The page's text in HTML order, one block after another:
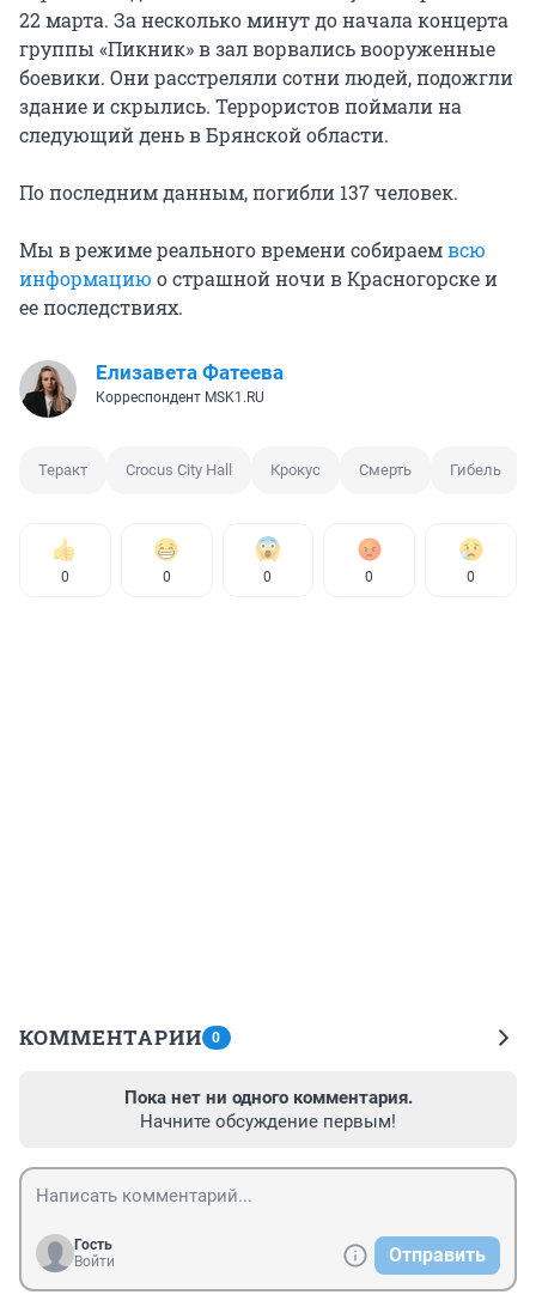
22 марта. За несколько минут до начала концерта
группы «Пикник» в зал ворвались вооруженные
боевики. Они расстреляли сотни людей, подожгли
здание и скрылись. Террористов поймали на
следующий день в Брянской области.
По последним данным, погибли 137 человек.
Мы в режиме реального времени собираемвсю
информацию о страшной ночи в Красногорске и
ее последствиях.
Елизавета Фатеева
Корреспондент MSK1.RU
Теракт Crocus City Hall Крокус Смерть Гибель
0 0 0 0 0
КОММЕНТАРИИ 0
Пока нет ни одного комментария.
Начните обсуждение первым!
Гость
Войти
Отправить